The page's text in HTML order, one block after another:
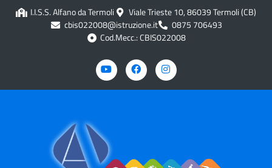
contenutoI.I.S.S. Alfano da Termoli
Viale Trieste 10, 86039 Termoli (CB)
cbis022008@istruzione.it
0875 706493
Cod.Mecc.: CBIS022008